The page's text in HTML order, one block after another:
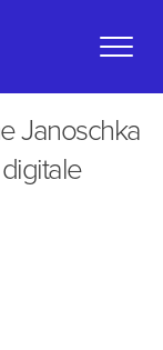
Toggle
Janoschka